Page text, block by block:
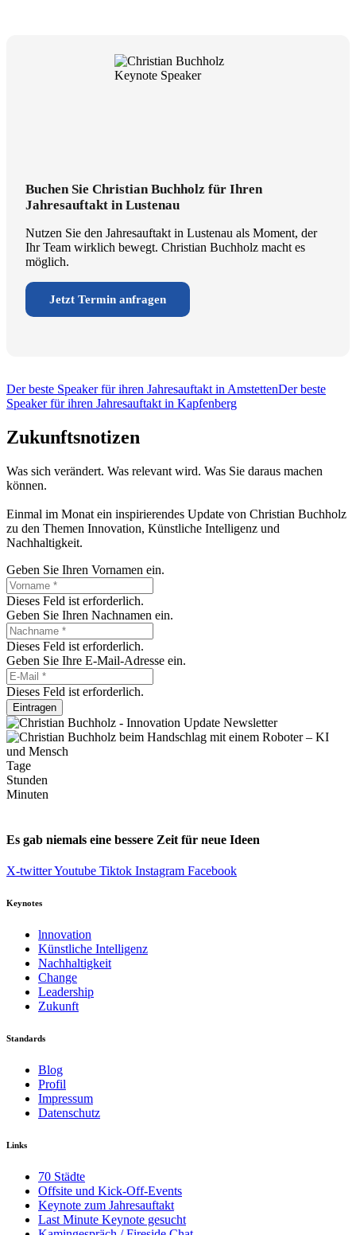
Buchen Sie Christian Buchholz für Ihren
Jahresauftakt in Lustenau
Nutzen Sie den Jahresauftakt in Lustenau als Moment, der
Ihr Team wirklich bewegt. Christian Buchholz macht es
möglich.
Jetzt Termin anfragen
Der beste Speaker für ihren Jahresauftakt in AmstettenDer beste
Speaker für ihren Jahresauftakt in Kapfenberg
Zukunftsnotizen
Was sich verändert. Was relevant wird. Was Sie daraus machen
können.
Einmal im Monat ein inspirierendes Update von Christian Buchholz
zu den Themen Innovation, Künstliche Intelligenz und
Nachhaltigkeit.
Geben Sie Ihren Vornamen ein.
Dieses Feld ist erforderlich.
Geben Sie Ihren Nachnamen ein.
Dieses Feld ist erforderlich.
Geben Sie Ihre E-Mail-Adresse ein.
Dieses Feld ist erforderlich.
Eintragen
Tage
Stunden
Minuten
Es gab niemals eine bessere Zeit für neue Ideen
X-twitterYoutube Tiktok Instagram Facebook
Keynotes
lnnovation
Künstliche Intelligenz
Nachhaltigkeit
Change
Leadership
Zukunft
Standards
Blog
Profil
Impressum
Datenschutz
Links
70 Städte
Offsite und Kick-Off-Events
Keynote zum Jahresauftakt
Last Minute Keynote gesucht